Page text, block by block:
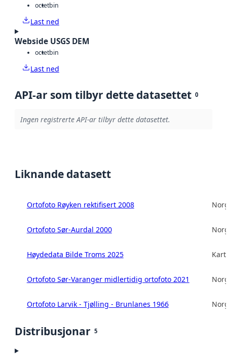
octetbin
Last ned
Webside USGS DEM
octetbin
Last ned
API-ar som tilbyr dette datasettet 0
Ingen registrerte API-ar tilbyr dette datasettet.
Liknande datasett
Ortofoto Røyken rektifisert 2008
Ortofoto Sør-Aurdal 2000
Høydedata Bilde Troms 2025
Ortofoto Sør-Varanger midlertidig ortofoto 2021
Ortofoto Larvik - Tjølling - Brunlanes 1966
Distribusjonar 5